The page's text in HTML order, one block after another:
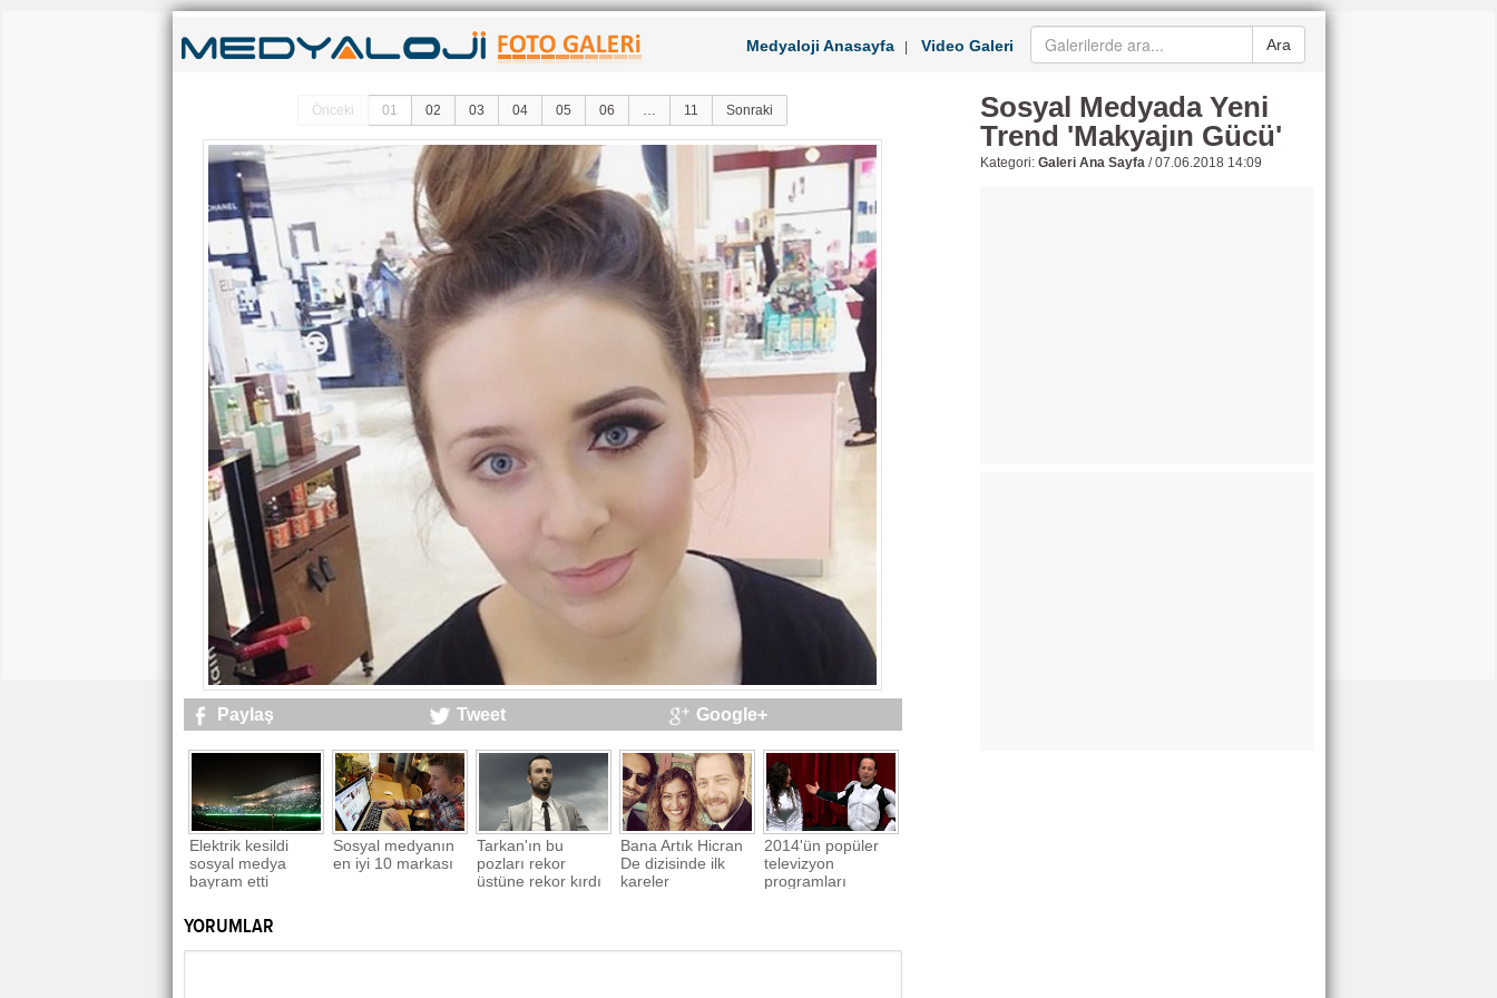
Ara
Medyaloji Anasayfa| Video Galeri
Önceki 01 02 03 04 05 06 … 11 Sonraki
Paylaş Tweet Google+
Elektrik kesildi
sosyal medya
bayram etti
Sosyal medyanın
en iyi 10 markası
Tarkan'ın bu
pozları rekor
üstüne rekor kırdı
Bana Artık Hicran
De dizisinde ilk
kareler
2014'ün popüler
televizyon
programları
YORUMLAR
Sosyal Medyada Yeni
Trend 'Makyajın Gücü'
Kategori: Galeri Ana Sayfa/07.06.2018 14:09